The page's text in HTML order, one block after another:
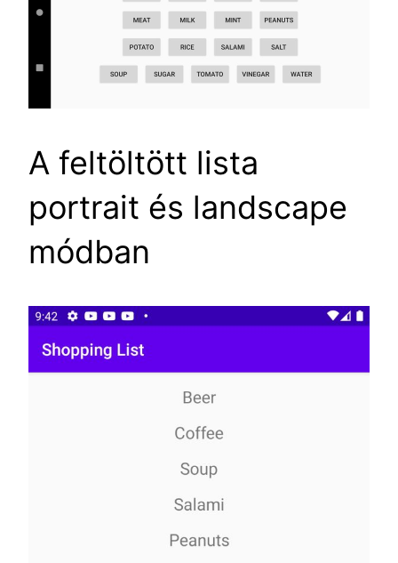
A feltöltött lista
portrait és landscape
módban